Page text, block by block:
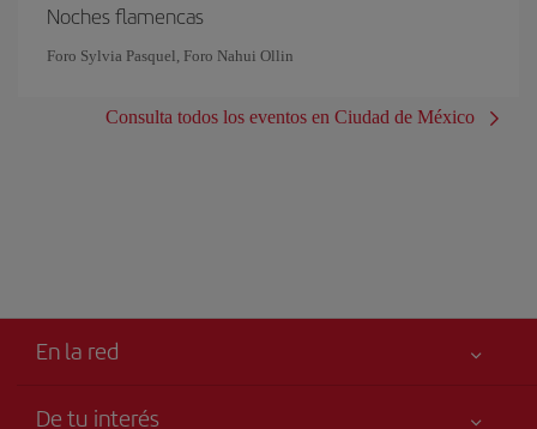
Noches flamencas
Foro Sylvia Pasquel, Foro Nahui Ollin
Consulta todos los eventos en Ciudad de México
En la red
De tu interés